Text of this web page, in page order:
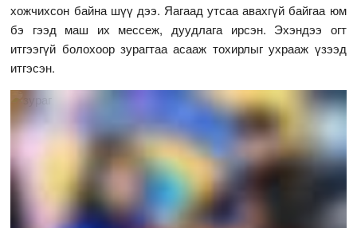
хожчихсон байна шүү дээ. Яагаад утсаа авахгүй байгаа юм
бэ гээд маш их мессеж, дуудлага ирсэн. Эхэндээ огт
итгээгүй болохоор зурагтаа асааж тохирлыг ухрааж үзээд
итгэсэн.